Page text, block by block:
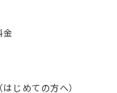
金
じめての方へ）